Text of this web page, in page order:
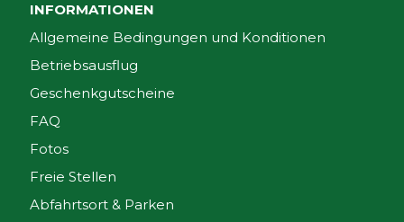
INFORMATIONEN
Allgemeine Bedingungen und Konditionen
Betriebsausflug
Geschenkgutscheine
FAQ
Fotos
Freie Stellen
Abfahrtsort & Parken